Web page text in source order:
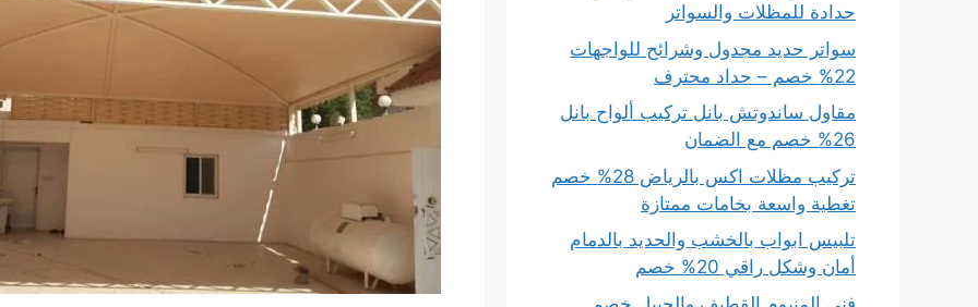
حدادة للمظلات والسواتر
سواتر حديد مجدول وشرائح للواجهات
22% خصم – حداد محترف
مقاول ساندوتش بانل تركيب ألواح بانل
26% خصم مع الضمان
تركيب مظلات اكس بالرياض 28% خصم
تغطية واسعة بخامات ممتازة
تلبيس ابواب بالخشب والحديد بالدمام
أمان وشكل راقي 20% خصم